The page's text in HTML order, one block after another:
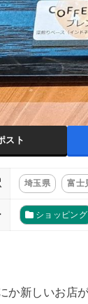
スト
埼玉県 富士
ショッピング
か新しいお店